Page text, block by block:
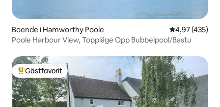
Boende i Hamworthy Poole 4,97 av 5 i
4,97 (435)
Poole Harbour View, Toppläge Opp Bubbelpool/Bastu
Populär gästfavorit
Gästfavorit